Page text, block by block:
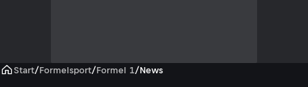
Start/Formelsport/Formel 1/News